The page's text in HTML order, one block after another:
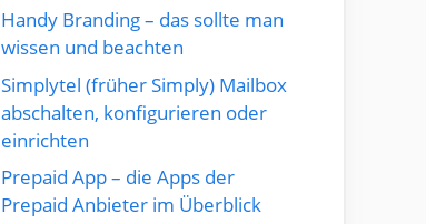
Handy Branding – das sollte man
wissen und beachten
Simplytel (früher Simply) Mailbox
abschalten, konfigurieren oder
einrichten
Prepaid App – die Apps der
Prepaid Anbieter im Überblick